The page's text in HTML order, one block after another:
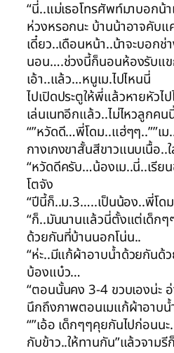
“นี่..แม่เธอโทรศัพท์มาบอกน้
ห่วงหรอกนะ บ้านน้าอาจคับแ
เดี๋ยว..เดือนหน้า..น้าจะบอกช่
นอน….ช่วงนี้ก็นอนห้องรับแ
เอ้า..แล้ว…หนูเม.ไปไหนนี่
ไปเปิดประตูให้พี่แล้วหายหัวไ
เล่นเนทอีกแล้ว..ไม่ไหวลูกค
“”หวัดดี…พี่โดม..แฮ่ๆๆ..””เ
กางเกงขาสั้นสีขาวแนบเนื้อ..
“หวัดดีครับ…น้องเม..นี่..เรีย
โตจัง
“ปีนี้ก็..ม.3…..เป็นน้อง..พี่โด
“ก็..มันนานแล้วนี่ตั้งแต่เด็กๆ
ด้วยกันที่บ้านนอกโน่น..
“ห่ะ..มีแก้ผ้าอาบน้ำด้วยกันด้ว
บ้องแบ๋ว…
“ตอนนั้นคง 3-4 ขวบเองน่ะ
นึกถึงภาพตอนเมแก้ผ้าอาบ
“”เอ้อ เด็กๆๆคุยกันไปก่อนน
กับข้าว..ให้ทานกัน”แล้วจามรี